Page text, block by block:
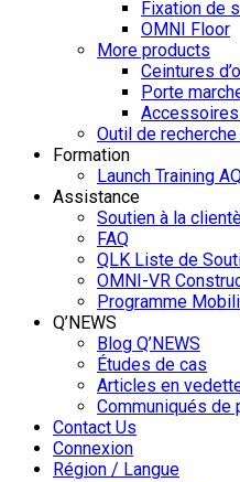
Fixation de
OMNI Floor
More products
Ceintures
Porte
Outil de
Formation
Launch Training
Assistance
Soutien à la
FAQ
QLK Liste de
OMNI-VR
Programme
Q’NEWS
Blog Q’NEWS
Études de cas
Articles en
Communiqués de
Contact Us
Connexion
Région / Langue